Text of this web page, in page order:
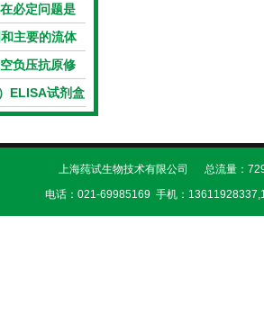
必定问题是
主要的流体
负压抗原修
ELISA试剂盒
上海莼试生物技术有限公司 总流量：
电话：021-69985169 手机：